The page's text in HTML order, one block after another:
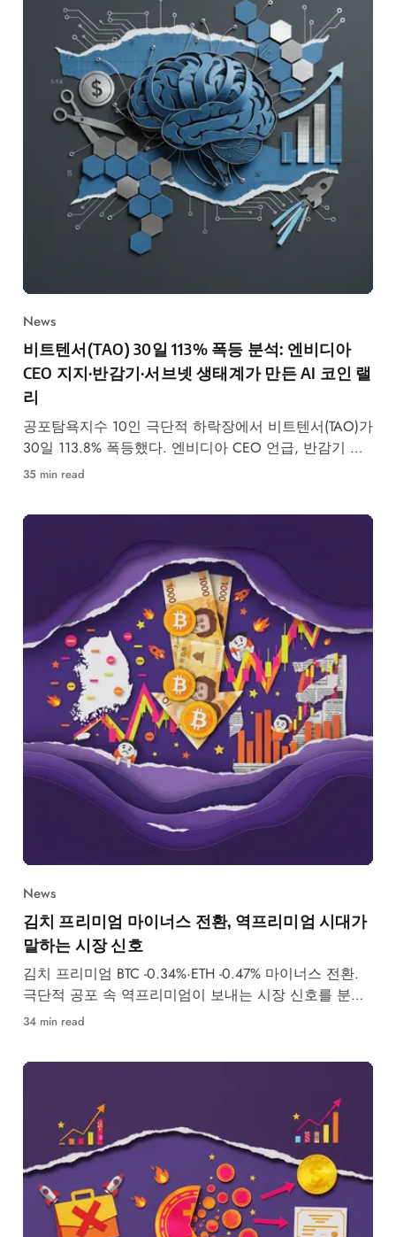
News
비트텐서(TAO) 30일 113% 폭등 분석: 엔비디아
CEO 지지·반감기·서브넷 생태계가 만든 AI 코인 랠
리
공포탐욕지수 10인 극단적 하락장에서 비트텐서(TAO)가
30일 113.8% 폭등했다. 엔비디아 CEO 언급, 반감기 공
급 충격, 서브넷 생태계 폭발 성장의 삼박자를 분석한
35 min read
News
김치 프리미엄 마이너스 전환, 역프리미엄 시대가
말하는 시장 신호
김치 프리미엄 BTC -0.34%·ETH -0.47% 마이너스 전환.
극단적 공포 속 역프리미엄이 보내는 시장 신호를 분석
합니다.
34 min read